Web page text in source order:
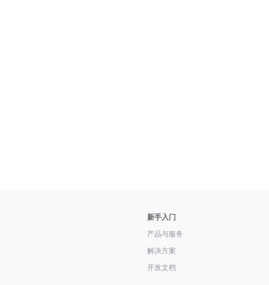
新手入门
产品与服务
解决方案
开发文档